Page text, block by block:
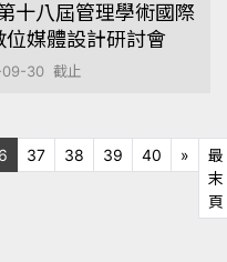
十八屆管理學術國際
媒體設計研討會
09-30 截止
37 38 39 40 »下十
最
末
頁